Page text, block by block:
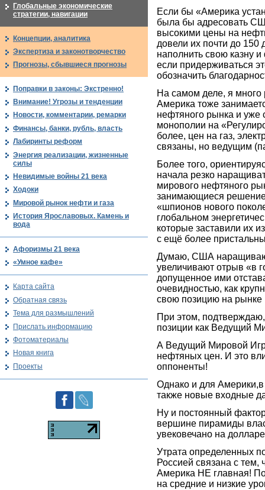
Если бы «Америка
была бы адресовать
высокими цены на
довели их почти до 150
наполнить свою казну
если придерживаться
обозначить
На самом деле, я много
Америка тоже
нефтяного рынка и уже
монополии на
более, цен на газ,
связаны, но ведущим
Более того,
начала резко
мирового нефтяного
занимающиеся
«шпионов нового
глобальном
которые заставили
с ещё более
Думаю, США
увеличивают отрыв «в
допущенное ими
очевидностью, как
свою позицию на рынке
При этом,
позиции как Ведущий
А Ведущий Мировой
нефтяных цен. И это
оппоненты!
Однако и для
также новые входные
Ну и постоянный
вершине пирамиды
увековечано на
Утрата определенных
Россией связана с тем,
Америка НЕ главная!
на средние и низкие
Глобальные экономические
стратегии, навигации
Концепции, аналитика
Экспертиза и законотворчество
Прогнозы, сбывшиеся прогнозы
Поправки в законы: Экстренно!
Внимание! Угрозы и тенденции
Новости, комментарии, ремарки
Финансы, банки, рубль, власть
Лабиринты реформ
Энергия реализации, жизненные
силы
Невидимые войны 21 века
Ходоки
Мировой рынок нефти и газа
История Ярославовых. Камень и
вода
Афоризмы 21 века
«Умное кафе»
Карта сайта
Обратная связь
Тема для размышлений
Прислать информацию
Фотоматериалы
Новая книга
Проекты